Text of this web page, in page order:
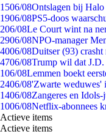
1506/08Ontslagen bij
1906/08PS5-doos
206/08Le Court wint na
2906/08NPO-manager
4006/08Duitser (93) crasht
4706/08Trump wil dat
106/08Lemmen boekt
2406/08'Zwarte weduwes'
1406/08Zangeres en
1006/08Netflix-abonnees
Actieve items
Actieve items